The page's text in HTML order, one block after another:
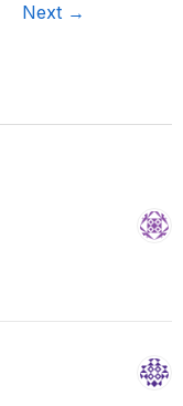
Next →